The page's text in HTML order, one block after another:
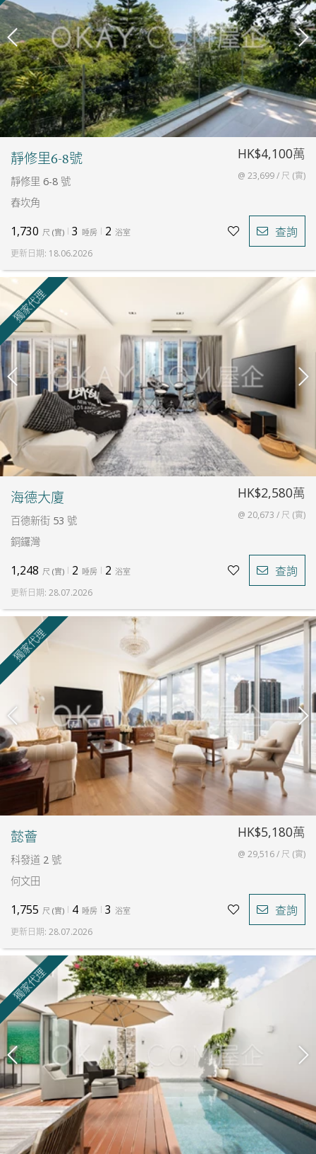
靜修里6-8號
靜修里 6-8 號
舂坎角
HK$4,100萬
@ 23,699 / 尺 (實)
1,730 尺 (實) 3 睡房 2 浴室 查詢
更新日期: 18.06.2026
海德大廈
百德新街 53 號
銅鑼灣
HK$2,580萬
@ 20,673 / 尺 (實)
1,248 尺 (實) 2 睡房 2 浴室 查詢
更新日期: 28.07.2026
獨家代理
懿薈
科發道 2 號
何文田
HK$5,180萬
@ 29,516 / 尺 (實)
1,755 尺 (實) 4 睡房 3 浴室 查詢
更新日期: 28.07.2026
獨家代理
獨家代理